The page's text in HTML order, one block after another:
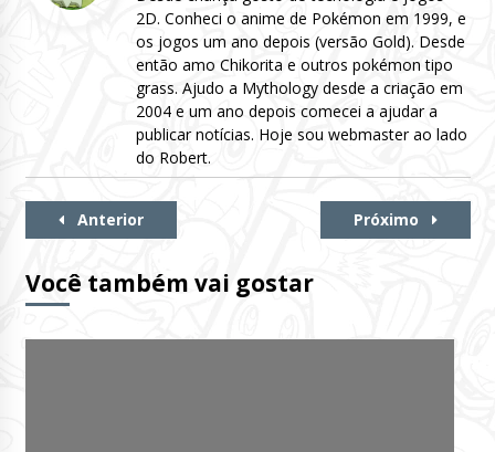
2D. Conheci o anime de Pokémon em 1999, e
os jogos um ano depois (versão Gold). Desde
então amo Chikorita e outros pokémon tipo
grass. Ajudo a Mythology desde a criação em
2004 e um ano depois comecei a ajudar a
publicar notícias. Hoje sou webmaster ao lado
do Robert.
Continue
Anterior Próximo
Você também vai gostar